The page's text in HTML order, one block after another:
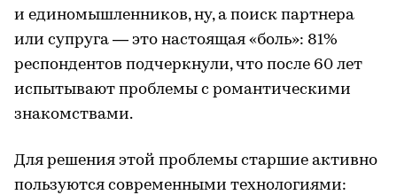
и единомышленников, ну, а поиск партнера
или супруга — это настоящая «боль»: 81%
респондентов подчеркнули, что после 60 лет
испытывают проблемы с романтическими
знакомствами.
Для решения этой проблемы старшие активно
пользуются современными технологиями: